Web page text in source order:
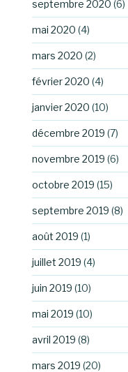
septembre 2020 (6)
mai 2020 (4)
mars 2020 (2)
février 2020 (4)
janvier 2020 (10)
décembre 2019 (7)
novembre 2019 (6)
octobre 2019 (15)
septembre 2019 (8)
août 2019 (1)
juillet 2019 (4)
juin 2019 (10)
mai 2019 (10)
avril 2019 (8)
mars 2019 (20)